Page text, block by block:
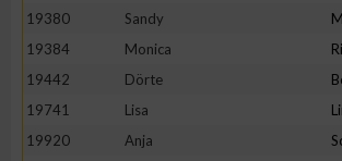
19380
Sandy
19384
Monica
19442
Dörte
19741
Lisa
19920
Anja